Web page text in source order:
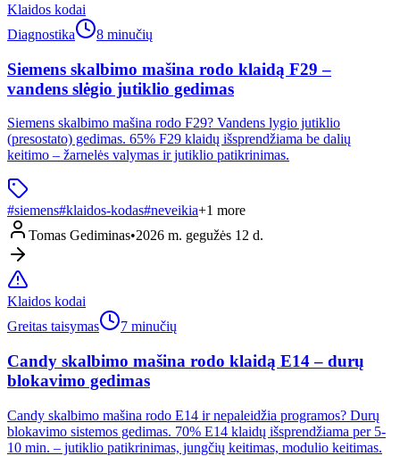
Klaidos kodai
Diagnostika
8 minučių
Siemens skalbimo mašina rodo klaidą F29 –
vandens slėgio jutiklio gedimas
Siemens skalbimo mašina rodo F29? Vandens lygio jutiklio
(presostato) gedimas. 65% F29 klaidų išsprendžiama be dalių
keitimo – žarnelės valymas ir jutiklio patikrinimas.
#siemens#klaidos-kodas#neveikia+1 more
Tomas Gediminas•2026 m. gegužės 12 d.
Klaidos kodai
Greitas taisymas
7 minučių
Candy skalbimo mašina rodo klaidą E14 – durų
blokavimo gedimas
Candy skalbimo mašina rodo E14 ir nepaleidžia programos? Durų
blokavimo sistemos gedimas. 70% E14 klaidų išsprendžiama per 5-
10 min. – jutiklio patikrinimas, jungčių keitimas, modulio keitimas.